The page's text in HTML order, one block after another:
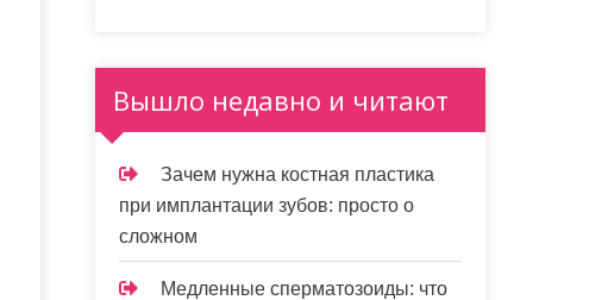
Вышло недавно и читают
Зачем нужна костная пластика
при имплантации зубов: просто о
сложном
Медленные сперматозоиды: что